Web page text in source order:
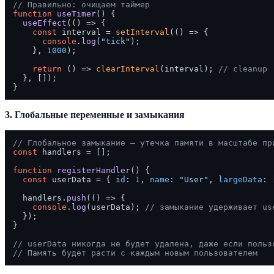
// Правильно: очищаем таймер
function
useTimer( ) {
useEffect ( () => {
const interval = setInterval ( () => {
console . log ( "tick" );
    },
1000 );
return
() => clearInterval (interval);
// cleanup
  }, []);
3. Глобальные переменные и замыкания
// Глобальное замыкание — утечка памяти в масштабе
const handlers = [];
function
registerHandler( ) {
const userData = { id : 1 , name : "User" , largeData :
  handlers.
push ( () => {
console . log (userData);
// замыкание удерживает
  });
}
// userData никогда не будет удалена, даже если
// Память будет расти с каждым новым пользователем